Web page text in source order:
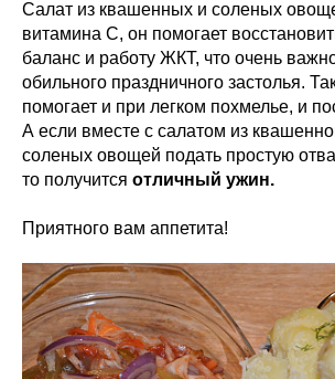
Салат из квашенных и соленых
витамина С, он помогает
баланс и работу ЖКТ, что очень
обильного праздничного застолья.
помогает и при легком похмелье, и
А если вместе с салатом из
соленых овощей подать простую
то получится отличный ужин.
Приятного вам аппетита!